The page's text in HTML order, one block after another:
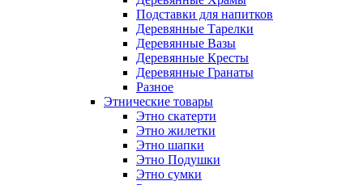
Подставки для напитков
Деревянные Тарелки
Деревянные Вазы
Деревянные Кресты
Деревянные Гранаты
Разное
Этнические товары
Этно скатерти
Этно жилетки
Этно шапки
Этно Подушки
Этно сумки